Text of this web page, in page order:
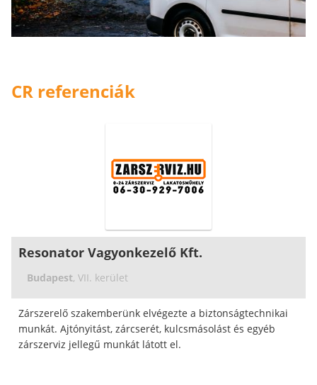
CR referenciák
Resonator Vagyonkezelő Kft.
Budapest, VII. kerület
Zárszerelő szakemberünk elvégezte a biztonságtechnikai
munkát. Ajtónyitást, zárcserét, kulcsmásolást és egyéb
zárszerviz jellegű munkát látott el.